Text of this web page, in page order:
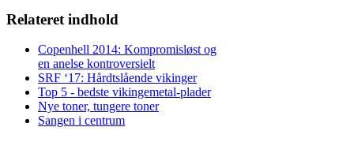
Relateret indhold
Copenhell 2014: Kompromisløst og
en anelse kontroversielt
SRF ‘17: Hårdtslående vikinger
Top 5 - bedste vikingemetal-plader
Nye toner, tungere toner
Sangen i centrum